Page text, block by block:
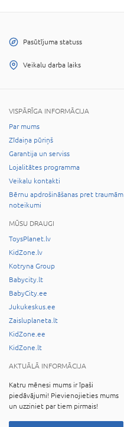
Pasūtījuma statuss
Veikalu darba laiks
VISPĀRĪGA INFORMĀCIJA
Par mums
Zīdaiņa pūriņš
Garantija un serviss
Lojalitātes programma
Veikalu kontakti
Bērnu apdrošināšanas pret traumām
noteikumi
MŪSU DRAUGI
ToysPlanet.lv
KidZone.lv
Kotryna Group
Babycity.lt
BabyCity.ee
Jukukeskus.ee
Zaisluplaneta.lt
KidZone.ee
KidZone.lt
AKTUĀLĀ INFORMĀCIJA
Katru mēnesi mums ir īpaši
piedāvājumi! Pievienojieties mums
un uzziniet par tiem pirmais!